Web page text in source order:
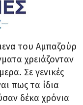
του Αμπαζούρ
χρειάζονταν
Σε γενικές
πως τα ίδια
δέκα χρόνια